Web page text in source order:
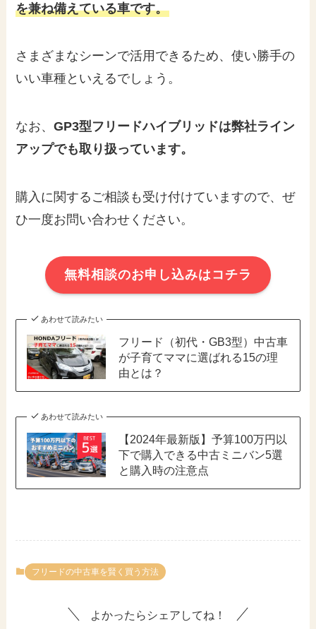
を兼ね備えている車です。
さまざまなシーンで活用できるため、使い勝手の
いい車種といえるでしょう。
なお、GP3型フリードハイブリッドは弊社ライン
アップでも取り扱っています。
購入に関するご相談も受け付けていますので、ぜ
ひ一度お問い合わせください。
無料相談のお申し込みはコチラ
あわせて読みたい
フリード（初代・GB3型）中古車
が子育てママに選ばれる15の理
由とは？
あわせて読みたい
【2024年最新版】予算100万円以
下で購入できる中古ミニバン5選
と購入時の注意点
フリードの中古車を賢く買う方法
よかったらシェアしてね！